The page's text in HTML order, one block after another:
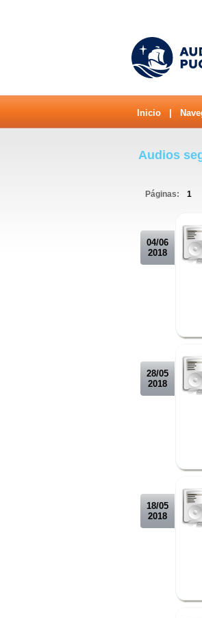
Inicio
Audios
Páginas: 1
04/06
2018
28/05
2018
18/05
2018